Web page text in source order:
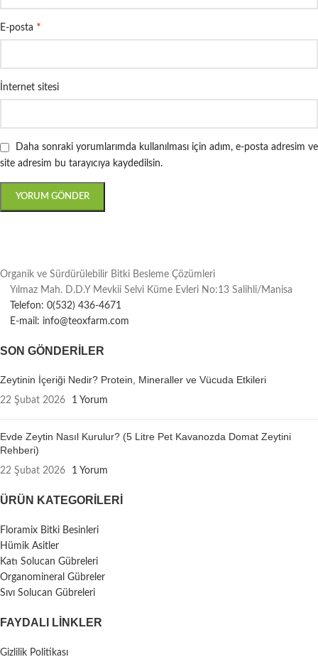
E-posta *
İnternet sitesi
Daha sonraki yorumlarımda kullanılması için adım, e-posta adresim ve
site adresim bu tarayıcıya kaydedilsin.
Organik ve Sürdürülebilir Bitki Besleme Çözümleri
Yılmaz Mah. D.D.Y Mevkii Selvi Küme Evleri No:13 Salihli/Manisa
Telefon: 0(532) 436-4671
E-mail: info@teoxfarm.com
SON GÖNDERILER
Zeytinin İçeriği Nedir? Protein, Mineraller ve Vücuda Etkileri
22 Şubat 2026 1 Yorum
Evde Zeytin Nasıl Kurulur? (5 Litre Pet Kavanozda Domat Zeytini
Rehberi)
22 Şubat 2026 1 Yorum
ÜRÜN KATEGORILERI
Floramix Bitki Besinleri
Hümik Asitler
Katı Solucan Gübreleri
Organomineral Gübreler
Sıvı Solucan Gübreleri
FAYDALI LİNKLER
Gizlilik Politikası